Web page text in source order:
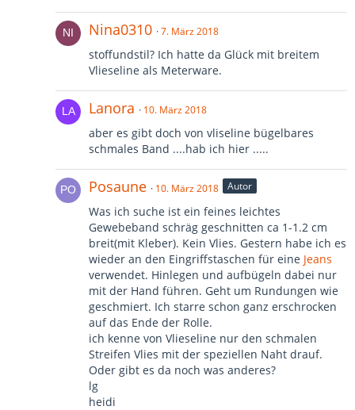
Nina0310 7. März 2018
stoffundstil? Ich hatte da Glück mit breitem
Vlieseline als Meterware.
Lanora 10. März 2018
aber es gibt doch von vliseline bügelbares
schmales Band ....hab ich hier .....
Posaune 10. März 2018 Autor
Was ich suche ist ein feines leichtes
Gewebeband schräg geschnitten ca 1-1.2 cm
breit(mit Kleber). Kein Vlies. Gestern habe ich es
wieder an den Eingriffstaschen für eine Jeans
verwendet. Hinlegen und aufbügeln dabei nur
mit der Hand führen. Geht um Rundungen wie
geschmiert. Ich starre schon ganz erschrocken
auf das Ende der Rolle.
ich kenne von Vlieseline nur den schmalen
Streifen Vlies mit der speziellen Naht drauf.
Oder gibt es da noch was anderes?
lg
heidi